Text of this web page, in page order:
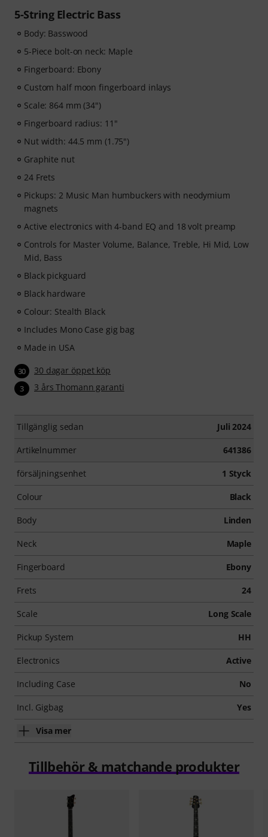
5-String Electric Bass
Body: Basswood
5-Piece bolt-on neck: Maple
Fingerboard: Ebony
Custom half moon fingerboard inlays
Scale: 864 mm (34")
Fingerboard radius: 11"
Nut width: 44.5 mm (1.75")
Graphite nut
24 Frets
Pickups: 2 Music Man humbuckers with neodymium
magnets
Active electronics with 4-band EQ and 18 volt preamp
Controls for Master Volume, Balance, Treble, Hi Mid, Low
Mid, Bass
Black pickguard
Black hardware
Colour: Stealth Black
Includes Mono Case gig bag
Made in USA
30 30 dagar öppet köp
3 3 års Thomann garanti
Tillgänglig sedan Juli 2024
Artikelnummer 641386
försäljningsenhet 1 Styck
Colour Black
Body Linden
Neck Maple
Fingerboard Ebony
Frets 24
Scale Long Scale
Pickup System HH
Electronics Active
Including Case No
Incl. Gigbag Yes
Visa mer
Tillbehör & matchande produkter